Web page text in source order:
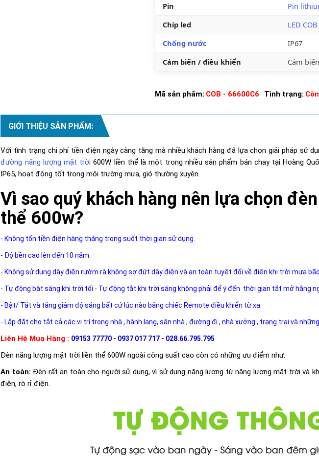
Pin
Pin
Chip led
LED COB
Chống nước
IP67
Cảm biến / điều khiển
Cảm
Mã sản phẩm: COB - 66600C6 Tình trạng:
GIỚI THIỆU SẢN PHẨM:
Với tình trạng chi phí tiền điện ngày càng tăng mà nhiều khách hàng đã lựa chọn giải pháp sử
đường năng lượng mặt trời 600W liền thể là một trong nhiều sản phẩm bán chạy tại Hoàng
IP65, hoạt động tốt trong môi trường mưa, gió thường xuyên.
Vì sao quý khách hàng nên lựa chọn
thể 600w?
- Không tốn tiền điện hàng tháng trong suốt thời gian sử dụng.
- Độ bền cao lên đến 10 năm.
- Không sử dụng dây điện rườm rà không sợ đứt dây điện và an toàn tuyệt đối về điện khi trời mưa bão.
- Tự động bật sáng khi trời tối - Tự động tắt khi trời sáng không phải để ý đến thời gian tắt mở hằng
- Bật/ Tắt và tăng giảm độ sáng bất cứ lúc nào bằng chiếc Remote điều khiển từ xa.
- Lắp đặt cho tắt cả các vị trí trong nhà , hành lang, sân nhà , đường đi , nhà xưởng , trang trại và những
Liên Hệ Mua Hàng : 09153 77770 - 0937 017 717 - 028.66.795.795
Đèn năng lượng mặt trời liền thể 600W ngoài công suất cao còn có những ưu điểm như:
An toàn: Đèn rất an toàn cho người sử dụng, vì sử dụng năng lượng từ năng lượng mặt trời và
điện, rò rỉ điện.